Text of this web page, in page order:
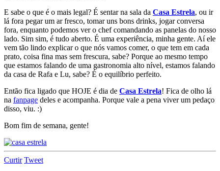
E sabe o que é o mais legal? É sentar na sala da Casa Estrela, ou ir
lá fora pegar um ar fresco, tomar uns bons drinks, jogar conversa
fora, enquanto podemos ver o chef comandando as panelas do nosso
lado. Sim sim, é tudo aberto. É uma experiência, minha gente. Aí ele
vem tão lindo explicar o que nós vamos comer, o que tem em cada
prato, coisa fina mas sem frescura, sabe? Porque ao mesmo tempo
que estamos falando de uma gastronomia alto nível, estamos falando
da casa de Rafa e Lu, sabe? É o equilíbrio perfeito.
Então fica ligado que HOJE é dia de Casa Estrela! Fica de olho lá
na fanpage deles e acompanha. Porque vale a pena viver um pedaço
disso, viu. :)
Bom fim de semana, gente!
Curtir Tweet